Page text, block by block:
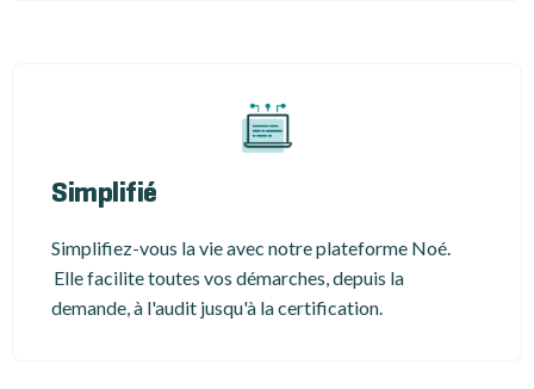
Simplifié
Simplifiez-vous la vie avec notre plateforme Noé.
Elle facilite toutes vos démarches, depuis la
demande, à l'audit jusqu'à la certification.